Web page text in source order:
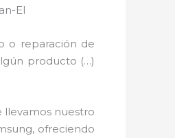
El
o reparación de
producto (…)
llevamos nuestro
ofreciendo